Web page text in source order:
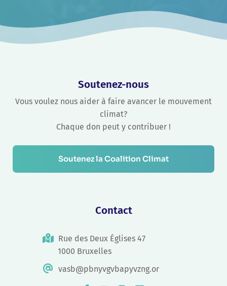
Soutenez-nous
Vous voulez nous aider à faire avancer le mouvement
climat?
Chaque don peut y contribuer !
Soutenez la Coalition Climat
Contact
Rue des Deux Églises 47
1000 Bruxelles
vasb@pbnyvgvbapyvzng.or